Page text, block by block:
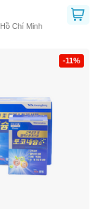
Hồ Chí Minh
-11%